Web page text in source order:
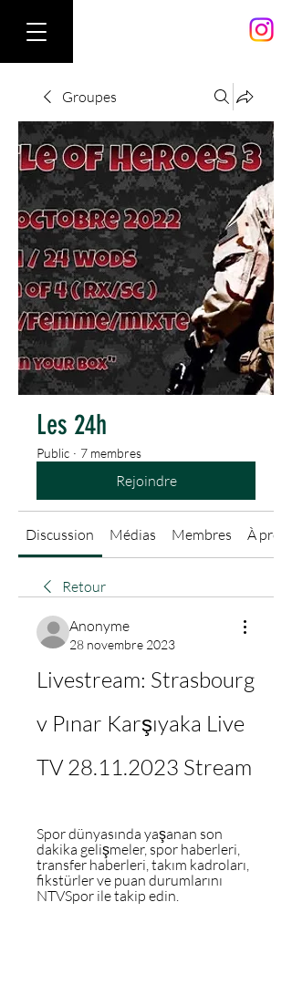
Groupes
Les 24h
Public · 7 membres
Rejoindre
Discussion Médias Membres À
Retour
Anonyme
28 novembre 2023
Livestream: Strasbourg
v Pınar Karşıyaka Live
TV 28.11.2023 Stream
Spor dünyasında yaşanan son
dakika gelişmeler, spor haberleri,
transfer haberleri, takım kadroları,
fikstürler ve puan durumlarını
NTVSpor ile takip edin.